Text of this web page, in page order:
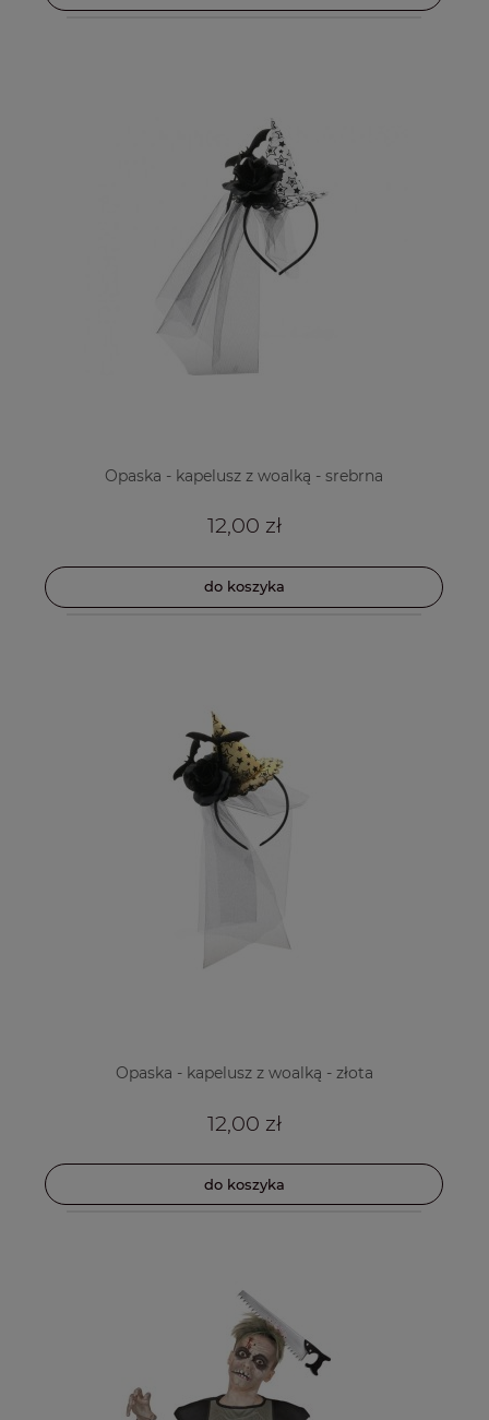
Opaska - kapelusz z woalką - srebrna
12,00 zł
do koszyka
Opaska - kapelusz z woalką - złota
12,00 zł
do koszyka